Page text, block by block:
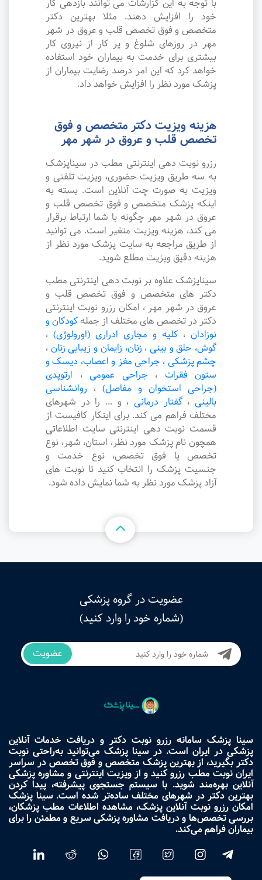
با توجه به این گزارشات می توانند بازدهی کار
خود را افزایش دهند. مثلا بهترین دکتر
متخصص و فوق تخصص قلب و عروق در شهر
مهر در روزهای شلوغ و پر کار از نیروی کار
بیشتری برای خدمت به بیماران خود استفاده
خواهد کرد که این امر درصد رضایت بیماران از
پزشک مورد نظر را افزایش خواهد داد.
هزینه ویزیت دکتر متخصص و فوق
تخصص قلب و عروق در شهر مهر
رزرو نوبت دهی اینترنتی مطب در سیناپزشک
به سه طریق ویزیت حضوری، ویزیت تلفنی و
ویزیت به صورت چت آنلاین است. بسته به
اینکه پزشک متخصص و فوق تخصص قلب و
عروق در شهر مهر چگونه با شما ارتباط برقرار
می کند، هزینه ویزیت متغیر است. می توانید
از طریق مراجعه به سایت پزشک مورد نظر از
هزینه دقیق ویزیت مطلع شوید.
سیناپزشک علاوه بر نوبت دهی اینترنتی مطب
دکتر های متخصص و فوق تخصص قلب و
عروق در شهر مهر ، امکان رزرو نوبت اینترنتی
دکتر در تخصص های مختلف از جملهکودکان و
نوزادان ، کلیه و مجاری ادراری (اورولوژی) ،
گوش، حلق و بینی ، زنان، زایمان و زیبایی زنان ،
چشم پزشکی ، جراحی مغز و اعصاب، دیسک و
ستون فقرات ، جراحی عمومی ، ارتوپدی
(جراحی استخوان و مفاصل) ، روانشناسی
بالینی ،گفتار درمانی ، و ... را در شهرهای
مختلف فراهم می کند. برای اینکار کافیست از
قسمت نوبت دهی اینترنتی سایت اطلاعاتی
همچون نام پزشک مورد نظر، استان، شهر، نوع
تخصص یا فوق تخصص، نوع خدمت و
جنسیت پزشک را انتخاب کنید تا نوبت های
آزاد پزشک مورد نظر به شما نمایش داده شود.
عضویت در گروه پزشکی
(شماره خود را وارد کنید)
عضویت
سینا پزشک سامانه رزرو نوبت دکتر و دریافت خدمات آنلاین
پزشکی در ایران است. در سینا پزشک می‌توانید به‌راحتی نوبت
دکتر بگیرید، از بهترین پزشک متخصص و فوق تخصص در سراسر
ایران نوبت مطب رزرو کنید و از ویزیت اینترنتی و مشاوره پزشکی
آنلاین بهره‌مند شوید. با سیستم جستجوی پیشرفته، پیدا کردن
بهترین دکتر در شهرهای مختلف ساده‌تر شده است. سینا پزشک
امکان رزرو نوبت آنلاین پزشک، مشاهده اطلاعات مطب پزشکان،
بررسی تخصص‌ها و دریافت مشاوره پزشکی سریع و مطمئن را برای
بیماران فراهم می‌کند.